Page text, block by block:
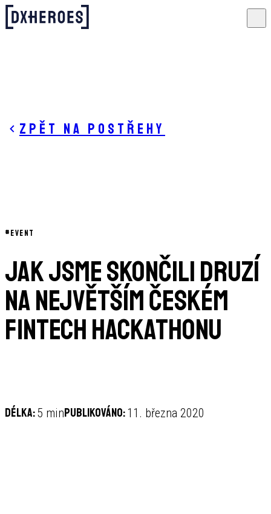
Zpět na postřehy
#EVENT
Jak jsme skončili druzí
na největším českém
fintech hackathonu
Délka:5 minPublikováno:11. března 2020